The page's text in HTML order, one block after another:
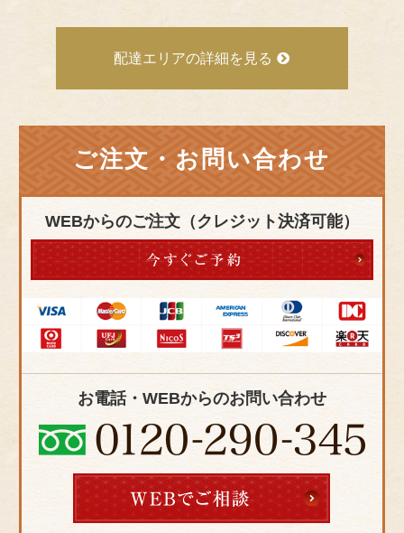
配達エリアの詳細を見る
ご注文・お問い合わせ
WEBからのご注文（クレジット決済可能）
お電話・WEBからのお問い合わせ